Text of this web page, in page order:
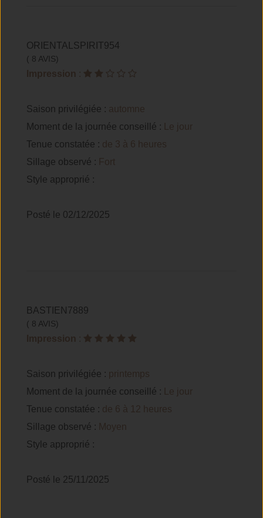
ORIENTALSPIRIT954
( 8 AVIS)
Impression :
Saison privilégiée : automne
Moment de la journée conseillé :
Le jour
Tenue constatée : de 3 à 6 heures
Sillage observé : Fort
Style approprié :
Posté le 02/12/2025
BASTIEN7889
( 8 AVIS)
Impression :
Saison privilégiée : printemps
Moment de la journée conseillé :
Le jour
Tenue constatée : de 6 à 12 heures
Sillage observé : Moyen
Style approprié :
Posté le 25/11/2025